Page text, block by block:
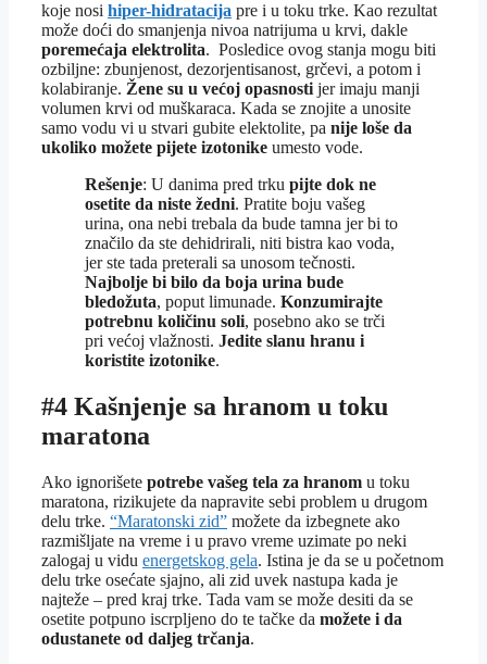
koje nosi hiper-hidratacija pre i u toku trke. Kao rezultat
može doći do smanjenja nivoa natrijuma u krvi, dakle
poremećaja elektrolita. Posledice ovog stanja mogu biti
ozbiljne: zbunjenost, dezorjentisanost, grčevi, a potom i
kolabiranje. Žene su u većoj opasnosti jer imaju manji
volumen krvi od muškaraca. Kada se znojite a unosite
samo vodu vi u stvari gubite elektolite, pa nije loše da
ukoliko možete pijete izotonike umesto vode.
Rešenje: U danima pred trku pijte dok ne
osetite da niste žedni. Pratite boju vašeg
urina, ona nebi trebala da bude tamna jer bi to
značilo da ste dehidrirali, niti bistra kao voda,
jer ste tada preterali sa unosom tečnosti.
Najbolje bi bilo da boja urina bude
bledožuta, poput limunade. Konzumirajte
potrebnu količinu soli, posebno ako se trči
pri većoj vlažnosti. Jedite slanu hranu i
koristite izotonike.
#4 Kašnjenje sa hranom u toku
maratona
Ako ignorišete potrebe vašeg tela za hranom u toku
maratona, rizikujete da napravite sebi problem u drugom
delu trke. “Maratonski zid” možete da izbegnete ako
razmišljate na vreme i u pravo vreme uzimate po neki
zalogaj u vidu energetskog gela. Istina je da se u početnom
delu trke osećate sjajno, ali zid uvek nastupa kada je
najteže – pred kraj trke. Tada vam se može desiti da se
osetite potpuno iscrpljeno do te tačke da možete i da
odustanete od daljeg trčanja.